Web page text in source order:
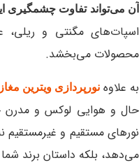
آن می‌تواند تفاوت چشمگیری
اسپات‌های مگنتی و
محصولات می‌بخشد.
به علاوه نورپردازی ویترین
حال و هوایی لوکس و مدرن
نورهای مستقیم و غیرمستقیم
می‌دهد، بلکه داستان برند